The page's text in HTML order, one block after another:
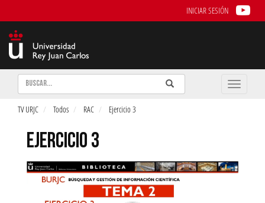
INICIAR SESIÓN
Buscar Enviar
Buscar
Toggle
TV URJC Todos RAC Ejercicio 3
EJERCICIO 3